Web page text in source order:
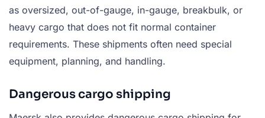
as oversized, out-of-gauge, in-gauge, breakbulk, or
heavy cargo that does not fit normal container
requirements. These shipments often need special
equipment, planning, and handling.
Dangerous cargo shipping